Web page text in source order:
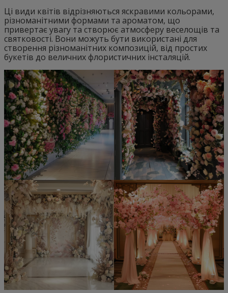
Ці види квітів відрізняються яскравими кольорами,
різноманітними формами та ароматом, що
привертає увагу та створює атмосферу веселощів та
святковості. Вони можуть бути використані для
створення різноманітних композицій, від простих
букетів до величних флористичних інсталяцій.